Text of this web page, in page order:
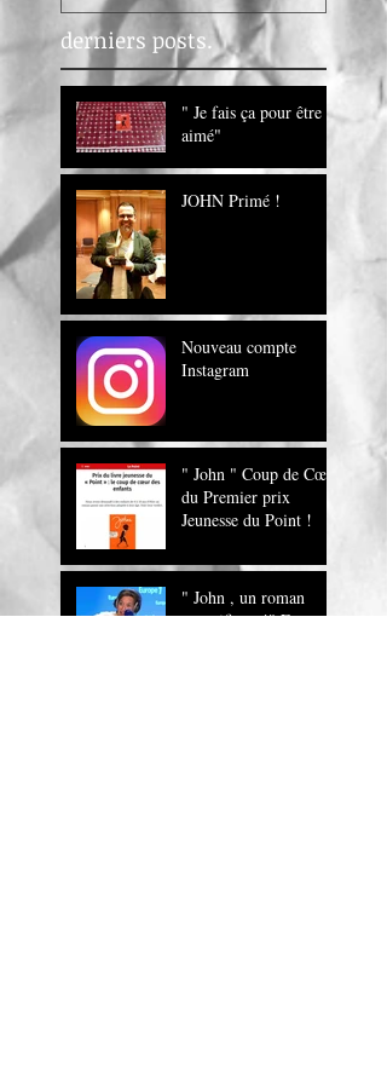
derniers posts.
" Je fais ça pour être
aimé"
JOHN Primé !
Nouveau compte
Instagram
" John " Coup de Cœur
du Premier prix
Jeunesse du Point !
" John , un roman
magnifique !" Europe